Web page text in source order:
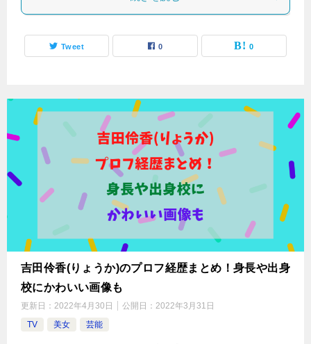
Tweet 0 0
吉田伶香(りょうか)のプロフ経歴まとめ！身長や出身
校にかわいい画像も
更新日： 2022年4月30日 公開日： 2022年3月31日
TV
美女 芸能